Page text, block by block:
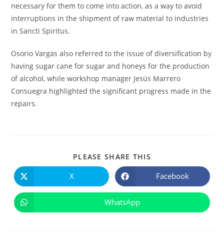
necessary for them to come into action, as a way to avoid
interruptions in the shipment of raw material to industries
in Sancti Spiritus.
Osorio Vargas also referred to the issue of diversification by
having sugar cane for sugar and honeys for the production
of alcohol, while workshop manager Jesús Marrero
Consuegra highlighted the significant progress made in the
repairs.
PLEASE SHARE THIS
abre
en
ventana
X Se
abre
en
ventana
Facebook
Se
abre
WhatsApp